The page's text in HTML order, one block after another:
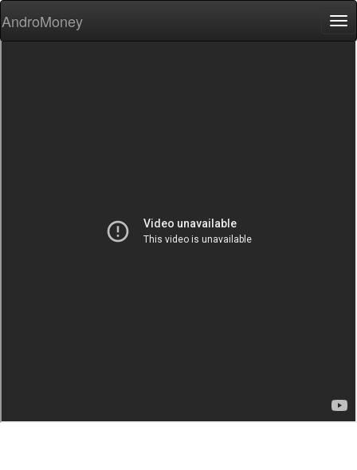
AndroMoney